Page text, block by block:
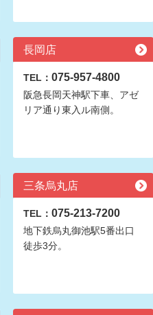
長岡店
TEL： 075-957-4800
阪急長岡天神駅下車、アゼ
リア通り東入ル南側。
三条烏丸店
TEL： 075-213-7200
地下鉄烏丸御池駅5番出口
徒歩3分。